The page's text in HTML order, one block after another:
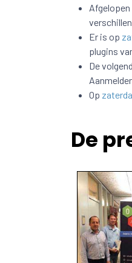
Er is op
plugins
De
Op
De